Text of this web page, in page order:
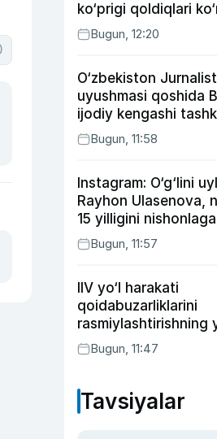
ko‘prigi qoldiqlari
Bugun, 12:20
O‘zbekiston
uyushmasi qoshida
ijodiy kengashi
Bugun, 11:58
Instagram: O‘g‘lini
Rayhon Ulasenova,
15 yilligini
aktyorlari va Kamelot
sayohat qilgan Zebo
Bugun, 11:57
IIV yo‘l harakati
qoidabuzarliklarini
rasmiylashtirishning
tartibini taklif qildi
Bugun, 11:47
Tavsiyalar